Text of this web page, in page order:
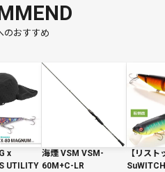
のおすすめ
x
UTILITY
海煙 VSM VSM-
60M+C-LR
【リスト